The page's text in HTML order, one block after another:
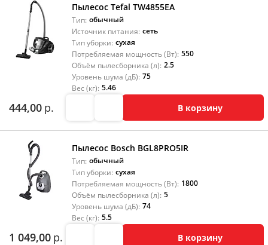
Пылесос Tefal TW4855EA
Тип: обычный
Источник питания: сеть
Тип уборки: сухая
Потребляемая мощность (Вт): 550
Объём пылесборника (л): 2.5
Уровень шума (дБ): 75
Вес (кг): 5.46
444,00 р. В корзину
Пылесос Bosch BGL8PRO5IR
Тип: обычный
Тип уборки: сухая
Потребляемая мощность (Вт): 1800
Объём пылесборника (л): 5
Уровень шума (дБ): 74
Вес (кг): 5.5
1 049,00 р. В корзину